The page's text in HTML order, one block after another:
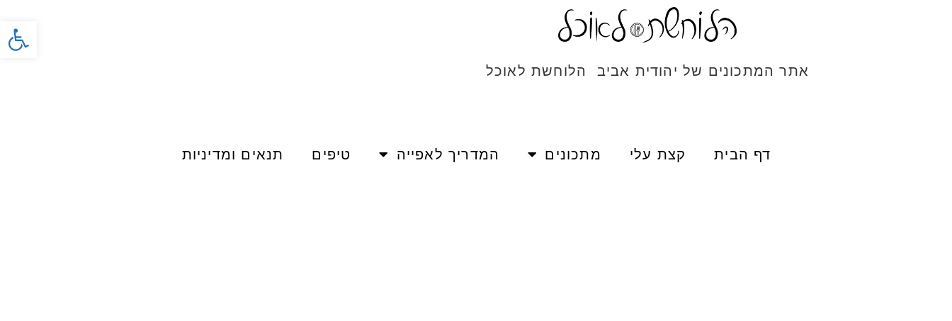
פתח
אתר המתכונים של יהודית אביב הלוחשת לאוכל
דף הבית קצת עלי מתכונים המדריך לאפייה טיפים תנאים ומדיניות